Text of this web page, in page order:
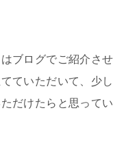
ブログでご紹介させ
ていただいて、少し
だけたらと思ってい